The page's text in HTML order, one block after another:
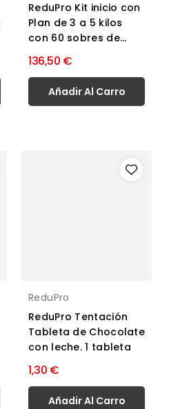
ReduPro Kit inicio con
Plan de 3 a 5 kilos
con 60 sobres de...
136,50 €
Añadir Al Carro
ReduPro
ReduPro Tentación
Tableta de Chocolate
con leche. 1 tableta
1,30 €
Añadir Al Carro